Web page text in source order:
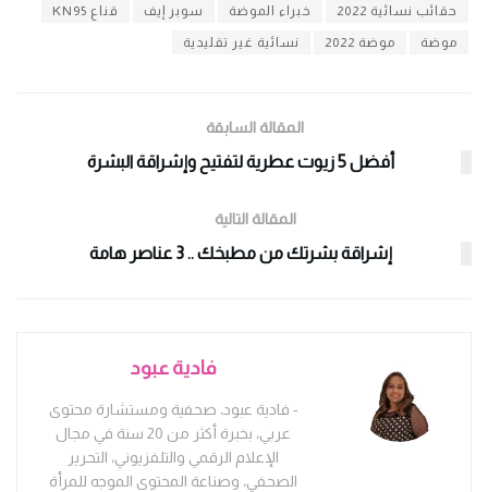
حقائب نسائية 2022 خبراء الموضة سوبر إيف قناع KN95
موضة موضة 2022 نسائية غير تقليدية
المقالة السابقة
أفضل 5 زيوت عطرية لتفتيح وإشراقة البشرة
المقالة التالية
إشراقة بشرتك من مطبخك .. 3 عناصر هامة
فادية عبود
- فادية عبود، صحفية ومستشارة محتوى
عربي، بخبرة أكثر من 20 سنة في مجال
الإعلام الرقمي والتلفزيوني، التحرير
الصحفي، وصناعة المحتوى الموجه للمرأة